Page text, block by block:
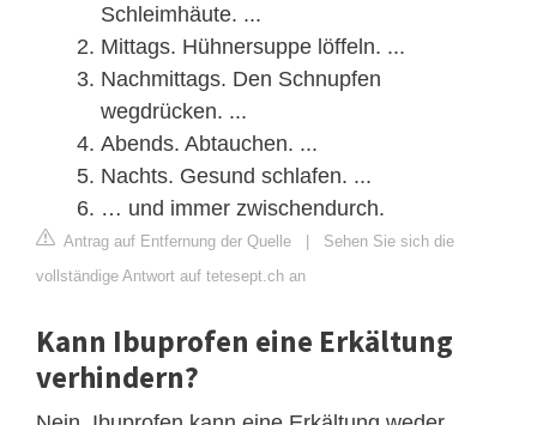
Schleimhäute. ...
Mittags. Hühnersuppe löffeln. ...
Nachmittags. Den Schnupfen
wegdrücken. ...
Abends. Abtauchen. ...
Nachts. Gesund schlafen. ...
… und immer zwischendurch.
Antrag auf Entfernung der Quelle | Sehen Sie sich die
vollständige Antwort auf tetesept.ch an
Kann Ibuprofen eine Erkältung
verhindern?